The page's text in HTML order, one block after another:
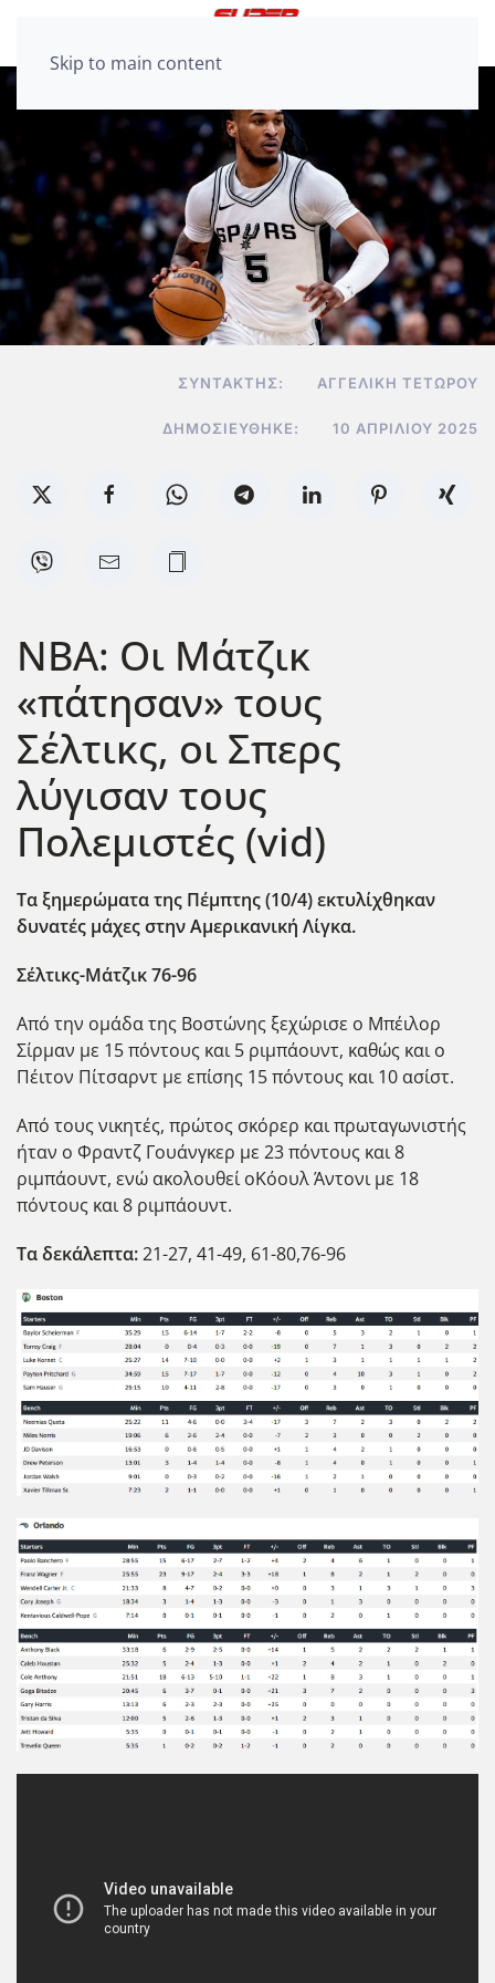
Skip to main content
ΣΥΝΤΆΚΤΗΣ: ΑΓΓΕΛΙΚΉ ΤΕΤΏΡΟΥ
ΔΗΜΟΣΙΕΎΘΗΚΕ: 10 ΑΠΡΙΛΊΟΥ 2025
ΝΒΑ: Οι Μάτζικ
«πάτησαν» τους
Σέλτικς, οι Σπερς
λύγισαν τους
Πολεμιστές (vid)
Τα ξημερώματα της Πέμπτης (10/4) εκτυλίχθηκαν
δυνατές μάχες στην Αμερικανική Λίγκα.
Σέλτικς-Μάτζικ 76-96
Από την ομάδα της Βοστώνης ξεχώρισε ο Μπέιλορ
Σίρμαν με 15 πόντους και 5 ριμπάουντ, καθώς και ο
Πέιτον Πίτσαρντ με επίσης 15 πόντους και 10 ασίστ.
Από τους νικητές, πρώτος σκόρερ και πρωταγωνιστής
ήταν ο Φραντζ Γουάνγκερ με 23 πόντους και 8
ριμπάουντ, ενώ ακολουθεί οΚόουλ Άντονι με 18
πόντους και 8 ριμπάουντ.
Τα δεκάλεπτα:21-27, 41-49, 61-80,76-96